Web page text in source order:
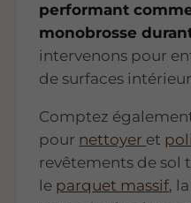
performant
monobrosse
intervenons pour
de surfaces
Comptez
pour nettoyer et
revêtements de sol
le parquet massif,